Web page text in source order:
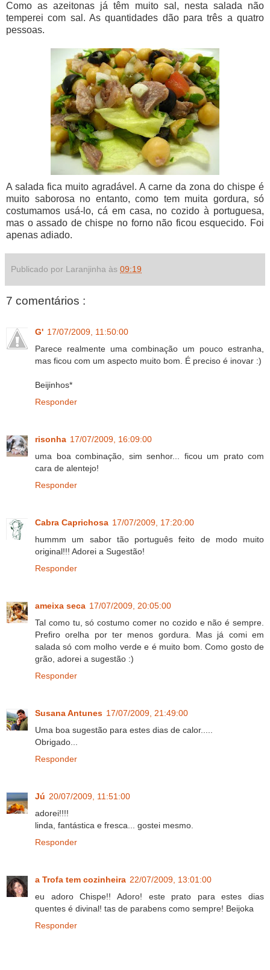
Como as azeitonas já têm muito sal, nesta salada não
temperei com sal. As quantidades dão para três a quatro
pessoas.
A salada fica muito agradável. A carne da zona do chispe é
muito saborosa no entanto, como tem muita gordura, só
costumamos usá-lo, cá em casa, no cozido à portuguesa,
mas o assado de chispe no forno não ficou esquecido. Foi
apenas adiado.
Publicado por Laranjinha às 09:19
7 comentários :
G' 17/07/2009, 11:50:00
Parece realmente uma combinação um pouco estranha,
mas ficou com um aspecto muito bom. É preciso é inovar :)
Beijinhos*
Responder
risonha 17/07/2009, 16:09:00
uma boa combinação, sim senhor... ficou um prato com
cara de alentejo!
Responder
Cabra Caprichosa 17/07/2009, 17:20:00
hummm um sabor tão português feito de modo muito
original!!! Adorei a Sugestão!
Responder
ameixa seca 17/07/2009, 20:05:00
Tal como tu, só costumo comer no cozido e não é sempre.
Prefiro orelha por ter menos gordura. Mas já comi em
salada só com molho verde e é muito bom. Como gosto de
grão, adorei a sugestão :)
Responder
Susana Antunes 17/07/2009, 21:49:00
Uma boa sugestão para estes dias de calor.....
Obrigado...
Responder
Jú 20/07/2009, 11:51:00
adorei!!!!
linda, fantástica e fresca... gostei mesmo.
Responder
a Trofa tem cozinheira 22/07/2009, 13:01:00
eu adoro Chispe!! Adoro! este prato para estes dias
quentes é divinal! tas de parabens como sempre! Beijoka
Responder